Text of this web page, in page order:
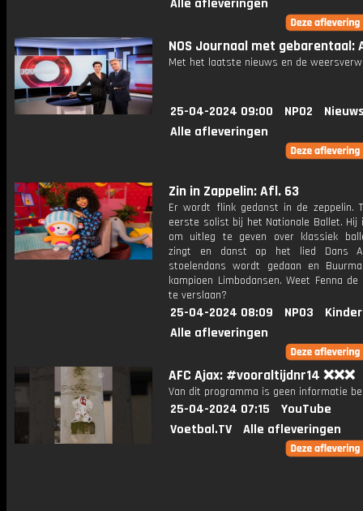
Alle afleveringen
NOS Journaal met gebarentaal:
Met het laatste nieuws en de
25-04-2024 09:00 NPO2
Alle afleveringen
Zin in Zappelin: Afl. 63
Er wordt flink gedanst in de zeppelin.
eerste solist bij het Nationale Ballet.
om uitleg te geven over klassiek
zingt en danst op het lied Dans
stoelendans wordt gedaan en
kampioen Limbodansen. Weet Fenna de
te verslaan?
25-04-2024 08:09 NPO3
Alle afleveringen
AFC Ajax: #vooraltijdnr14 ❌❌❌
Van dit programma is geen informatie
25-04-2024 07:15
YouTube
Voetbal.TV
Alle afleveringen